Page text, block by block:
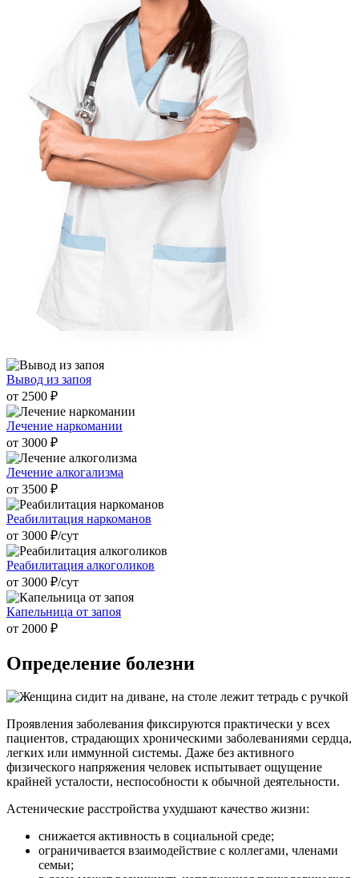
Вывод из запоя
от 2500 ₽
Лечение наркомании
от 3000 ₽
Лечение алкогализма
от 3500 ₽
Реабилитация наркоманов
от 3000 ₽/cут
Реабилитация алкоголиков
от 3000 ₽/cут
Капельница от запоя
от 2000 ₽
Определение болезни
Проявления заболевания фиксируются практически у всех
пациентов, страдающих хроническими заболеваниями сердца,
легких или иммунной системы. Даже без активного
физического напряжения человек испытывает ощущение
крайней усталости, неспособности к обычной деятельности.
Астенические расстройства ухудшают качество жизни:
снижается активность в социальной среде;
ограничивается взаимодействие с коллегами, членами
семьи;